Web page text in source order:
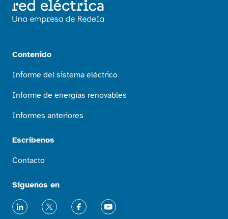
Contenido
Informe del sistema eléctrico
Informe de energías renovables
Informes anteriores
Escríbenos
Contacto
Síguenos en
LinkedInX FacebookYoutube